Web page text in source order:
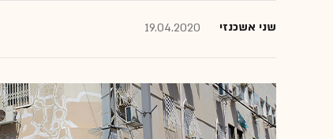
שני אשכנזי 19.04.2020